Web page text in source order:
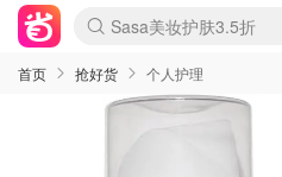
lululemon折扣上新
Sasa美妆护肤3.5折
SSENSE年中2.5折
FreshBeauty好价汇总
Cettire降价+叠9折
WWS Coles超市实拍
viagogo二手票捡漏
Myer超级周末
The Outnet奢牌1折起
David Jones 3折起
Flannels大牌1折
Perfumes Club护肤1折
AMIRO面罩$251
Amazon折扣汇总
eToro入金$200送$50
Amazon数码好物
ICONIC本周7.5折
ThedoubleF高奢地板价
Moose Knuckles 6折
丝芙兰5折起
EUFY摄像头$98
Selenichast首饰2折
Trip机票酒店促销
YSL送5件彩妆礼
Amazon家居好物
Amazon美妆护肤
雅漾大喷$8
过敏原检测盒$33
伊索独家赠50ml沐浴露
科颜氏高保湿面霜$29
SEALIFE海洋馆门票6折
丝塔芙大白罐$16
订阅Newsletter送香薰
Cult Beauty 6.8折
Harrods圣诞日历$525
LN-CC奢牌私促3折
d'Alba空姐喷雾$16
EVE LOM套装£56
Bernardelli独家4折
Adore Beauty 6折起
CT圣诞日历
Mytheresa奢品2.7折
Luxury Escapes 9折
Currentbody美容仪$881
MOON Garden Live
Roborock扫地机$649
Tingo Life水杯$24
Valentino官网5折
CR洗护套装$23
修丽可4件套$159
Myer彩妆2件7折
GANNI官网4.5折
Stylevana韩妆4折
Tessabit高奢8.5折
OGX洗发水$11
Amazon阿德莱德次日达
卡诗8.5折+赠礼
Philips Hue灯具8折
首页 抢好货 个人护理